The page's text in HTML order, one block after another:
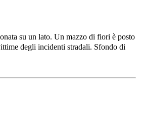
su un lato. Un mazzo di fiori è posto
degli incidenti stradali. Sfondo di